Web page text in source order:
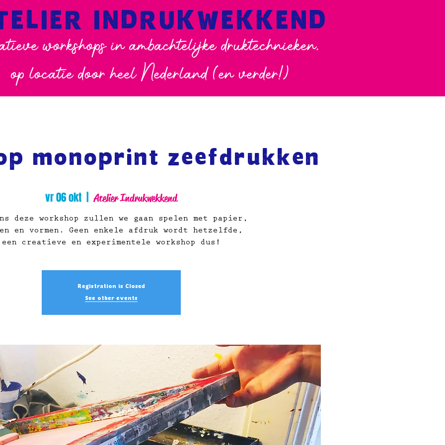
workshops in ambachtelijke druktechnieken,
op locatie door heel Nederland (en verder!)
INDRUKWEKKEND
monoprint zeefdrukken
vr 06 okt
  |
Atelier Indrukwekkend
deze workshop zullen we gaan spelen met papier,
en vormen. Geen enkele afdruk wordt hetzelfde,
een creatieve en experimentele workshop dus!
Registration is Closed
See other events